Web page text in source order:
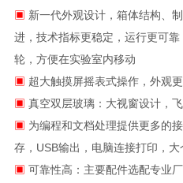
▣ 新一代外观设计，箱体结构、
进，技术指标更稳定，运行更可
轮，方便在实验室内移动
▣ 超大触摸屏摇表式操作，外观
▣ 真空双层玻璃：大视窗设计，
▣ 为编程和文档处理提供更多的
存，USB输出，电脑连接打印，
▣ 可靠性高：主要配件选配专业